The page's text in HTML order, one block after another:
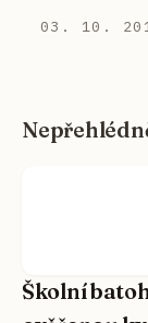
03. 10.
Školní